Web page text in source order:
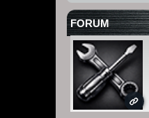
FORUM